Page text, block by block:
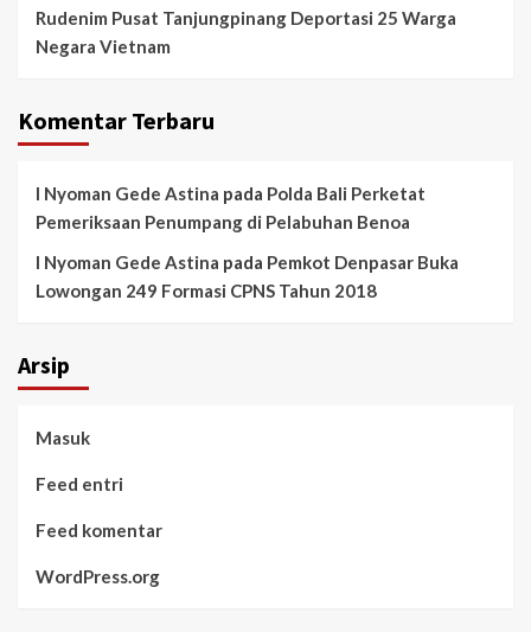
Rudenim Pusat Tanjungpinang Deportasi 25 Warga
Negara Vietnam
Komentar Terbaru
I Nyoman Gede Astina pada Polda Bali Perketat
Pemeriksaan Penumpang di Pelabuhan Benoa
I Nyoman Gede Astina pada Pemkot Denpasar Buka
Lowongan 249 Formasi CPNS Tahun 2018
Arsip
Masuk
Feed entri
Feed komentar
WordPress.org